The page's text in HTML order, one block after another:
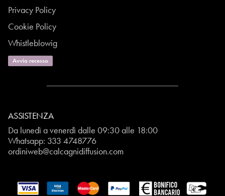
Privacy Policy
Cookie Policy
Whistleblowig
Avvia recesso
ASSISTENZA
Da lunedì a venerdì dalle 09:30 alle 18:00
Whatsapp: 333 4748776
ordiniweb@calcagnidiffusion.com